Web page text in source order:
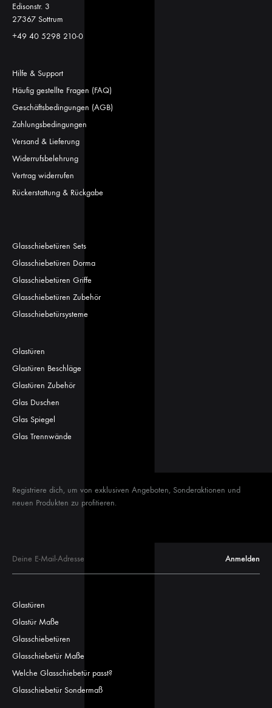
Edisonstr. 3
27367 Sottrum
+49 40 5298 210-0
Hilfe & Support
Häufig gestellte Fragen (FAQ)
Geschäftsbedingungen (AGB)
Zahlungsbedingungen
Versand & Lieferung
Widerrufsbelehrung
Vertrag widerrufen
Rückerstattung & Rückgabe
Glasschiebetüren Sets
Glasschiebetüren Dorma
Glasschiebetüren Griffe
Glasschiebetüren Zubehör
Glasschiebetürsysteme
Glastüren
Glastüren Beschläge
Glastüren Zubehör
Glas Duschen
Glas Spiegel
Glas Trennwände
Registriere dich, um von exklusiven Angeboten, Sonderaktionen und
neuen Produkten zu profitieren.
Glastüren
Glastür Maße
Glasschiebetüren
Glasschiebetür Maße
Welche Glasschiebetür passt?
Glasschiebetür Sondermaß